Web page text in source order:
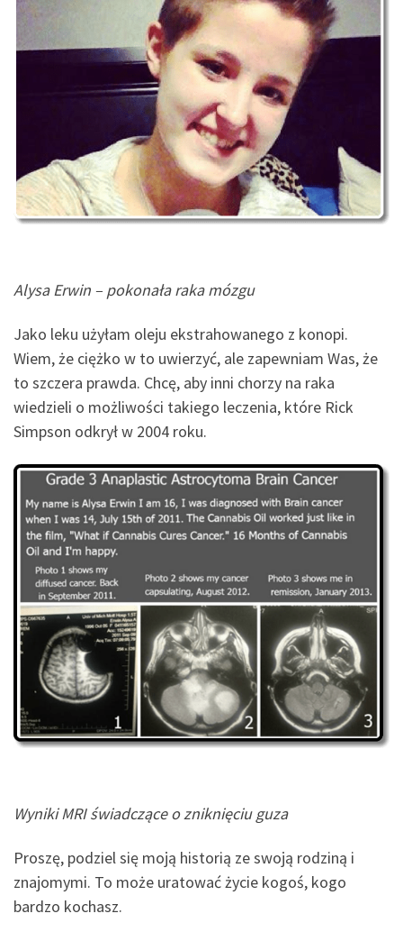
Alysa Erwin – pokonała raka mózgu
Jako leku użyłam oleju ekstrahowanego z konopi.
Wiem, że ciężko w to uwierzyć, ale zapewniam Was, że
to szczera prawda. Chcę, aby inni chorzy na raka
wiedzieli o możliwości takiego leczenia, które Rick
Simpson odkrył w 2004 roku.
Wyniki MRI świadczące o zniknięciu guza
Proszę, podziel się moją historią ze swoją rodziną i
znajomymi. To może uratować życie kogoś, kogo
bardzo kochasz.